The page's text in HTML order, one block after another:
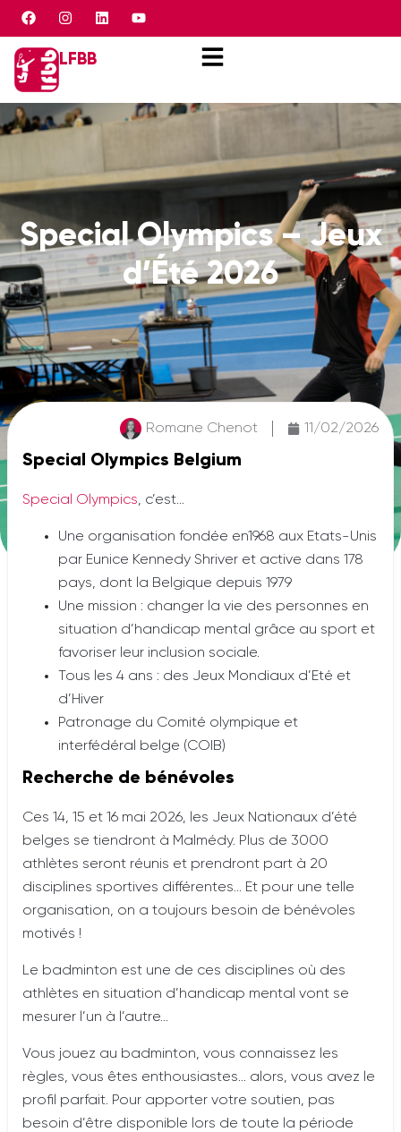
Panneau de gestion des cookies
LFBB
Special Olympics – Jeux
d’Été 2026
Romane Chenot 11/02/2026
Special Olympics Belgium
Special Olympics, c’est…
Une organisation fondée en1968 aux Etats-Unis
par Eunice Kennedy Shriver et active dans 178
pays, dont la Belgique depuis 1979
Une mission : changer la vie des personnes en
situation d’handicap mental grâce au sport et
favoriser leur inclusion sociale.
Tous les 4 ans : des Jeux Mondiaux d’Eté et
d’Hiver
Patronage du Comité olympique et
interfédéral belge (COIB)
Recherche de bénévoles
Ces 14, 15 et 16 mai 2026, les Jeux Nationaux d’été
belges se tiendront à Malmédy. Plus de 3000
athlètes seront réunis et prendront part à 20
disciplines sportives différentes… Et pour une telle
organisation, on a toujours besoin de bénévoles
motivés !
Le badminton est une de ces disciplines où des
athlètes en situation d’handicap mental vont se
mesurer l’un à l’autre…
Vous jouez au badminton, vous connaissez les
règles, vous êtes enthousiastes… alors, vous avez le
profil parfait. Pour apporter votre soutien, pas
besoin d’être disponible lors de toute la période